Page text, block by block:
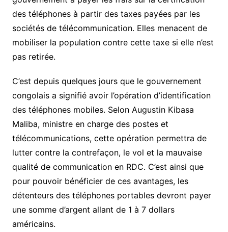
des téléphones à partir des taxes payées par les
sociétés de télécommunication. Elles menacent de
mobiliser la population contre cette taxe si elle n’est
pas retirée.
C’est depuis quelques jours que le gouvernement
congolais a signifié avoir l’opération d’identification
des téléphones mobiles. Selon Augustin Kibasa
Maliba, ministre en charge des postes et
télécommunications, cette opération permettra de
lutter contre la contrefaçon, le vol et la mauvaise
qualité de communication en RDC. C’est ainsi que
pour pouvoir bénéficier de ces avantages, les
détenteurs des téléphones portables devront payer
une somme d’argent allant de 1 à 7 dollars
américains.